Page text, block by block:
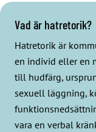
Vad är hatretorik?
Hatretorik är
en individ eller en
till hudfärg,
sexuell läggning,
vara en verbal